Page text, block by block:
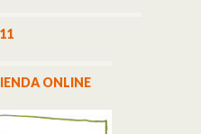
ONLINE